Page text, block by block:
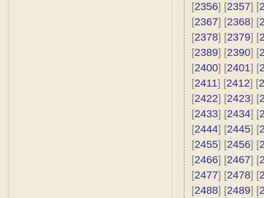
[2356] [2357] [
[2367] [2368] [
[2378] [2379] [
[2389] [2390] [
[2400] [2401] [
[2411] [2412] [
[2422] [2423] [
[2433] [2434] [
[2444] [2445] [
[2455] [2456] [
[2466] [2467] [
[2477] [2478] [
[2488] [2489] [